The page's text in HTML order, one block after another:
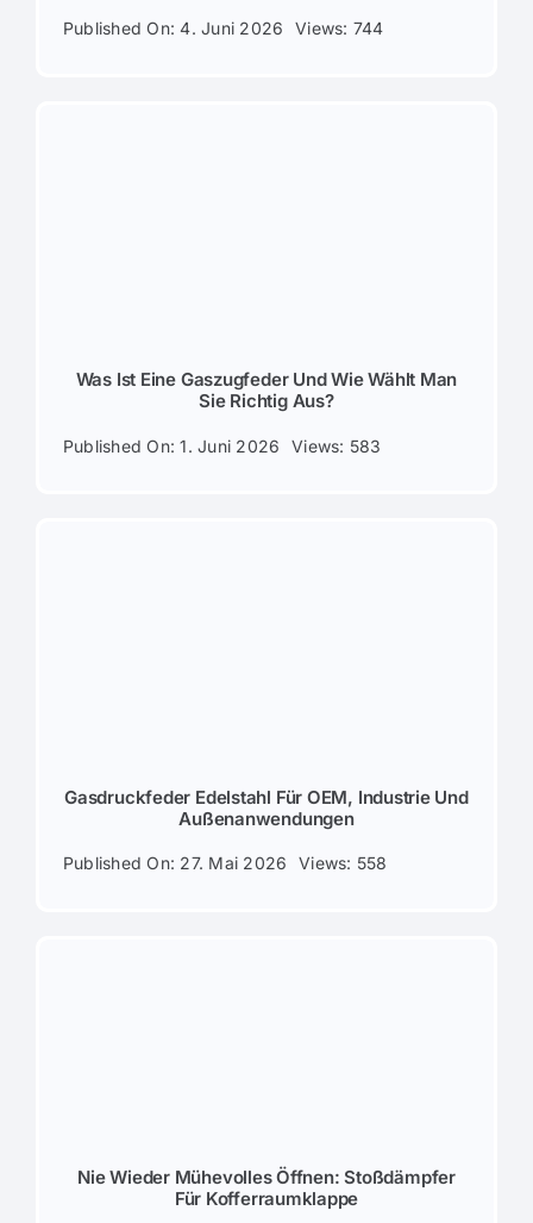
Published On: 4. Juni 2026 Views: 744
Was Ist Eine Gaszugfeder Und Wie Wählt Man
Sie Richtig Aus?
Published On: 1. Juni 2026 Views: 583
Gasdruckfeder Edelstahl Für OEM, Industrie Und
Außenanwendungen
Published On: 27. Mai 2026 Views: 558
Nie Wieder Mühevolles Öffnen: Stoßdämpfer
Für Kofferraumklappe